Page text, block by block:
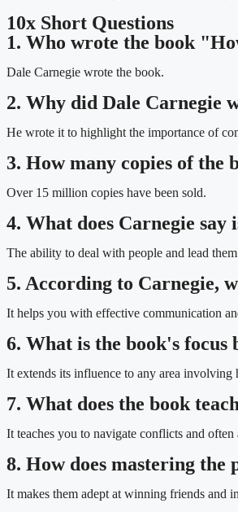
10x Short Questions
1. Who wrote the book
Dale Carnegie wrote the book.
2. Why did Dale Carnegie
He wrote it to highlight the importance of
3. How many copies of the
Over 15 million copies have been sold.
4. What does Carnegie
The ability to deal with people and lead
5. According to Carnegie,
It helps you with effective communication
6. What is the book's focus
It extends its influence to any area involving
7. What does the book
It teaches you to navigate conflicts and often
8. How does mastering
It makes them adept at winning friends and